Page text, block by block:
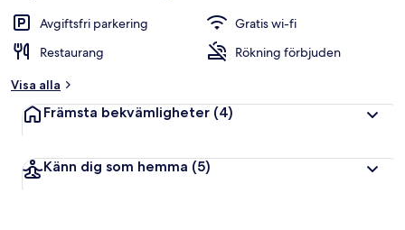
Restaurang
Avgiftsfri parkering
Gratis wi-fi
Restaurang
Rökning förbjuden
Visa alla
Främsta bekvämligheter (4)
Känn dig som hemma (5)